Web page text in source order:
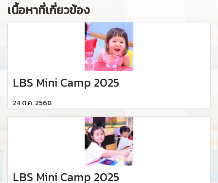
เนื้อหาที่เกี่ยวข้อง
LBS Mini Camp 2025
24 ต.ค. 2568
LBS Mini Camp 2025